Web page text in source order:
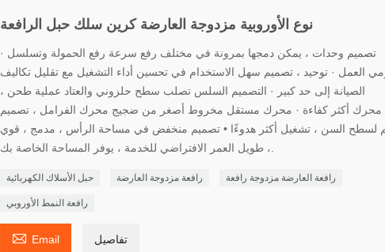
نوع الأوروبية مزدوجة العارضة كرين سلك حبل الرافعة
· تصميم وحدات ، يمكن دمجها بمرونة في مختلف رفع سرعة رفع الحمولة وتسلسل
العمل · توحيد ، تصميم سهل الاستخدام في تحسين أداء التشغيل مع تقليل تكاليف
الصيانة إلى حد كبير · التصميم السلس تصلب سطح حلزوني والعتاد عملية طحن ،
محرك أكثر كفاءة · محرك مستقل مخروط أصغر من ضجيج محرك الفرامل ، تصميم
لسطح السن ، تشغيل أكثر هدوءًا • تصميم منخفض في مساحة الرأس ، مدمج ، قوي
حبل الأسلاك الكهربائية رافعة مزدوجة العارضة رافعة العارضة مزدوجة رافعة
رافعة النمط الأوروبي
 Email تفاصيل